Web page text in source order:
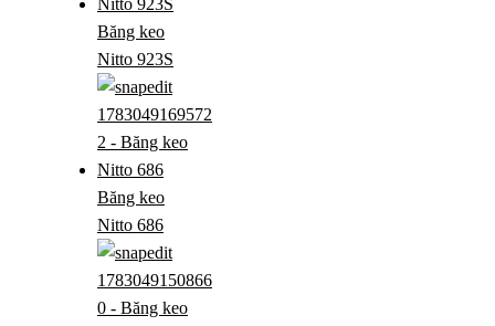
Băng keo
Nitto 923S
Băng keo
Nitto 686